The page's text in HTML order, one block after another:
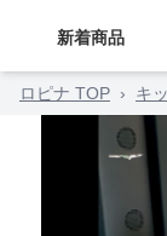
新着商品
ロピナ TOP › キ